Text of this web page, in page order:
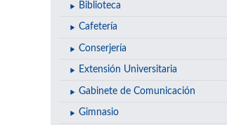
Biblioteca
Cafetería
Conserjería
Extensión Universitaria
Gabinete de Comunicación
Gimnasio